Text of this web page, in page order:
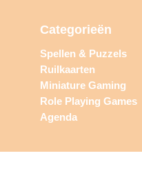
Categorieën
Spellen & Puzzels
Ruilkaarten
Miniature Gaming
Role Playing Games
Agenda